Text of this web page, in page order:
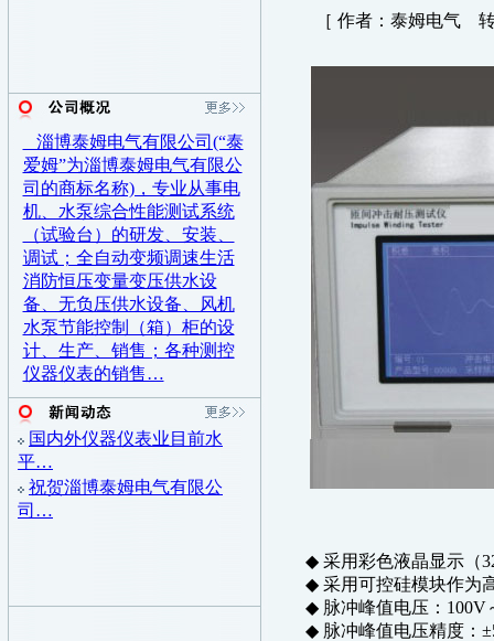
淄博泰姆电气有限公司(“泰
爱姆”为淄博泰姆电气有限公
司的商标名称)，专业从事电
机、水泵综合性能测试系统
（试验台）的研发、安装、
调试；全自动变频调速生活
消防恒压变量变压供水设
备、无负压供水设备、风机
水泵节能控制（箱）柜的设
计、生产、销售；各种测控
仪器仪表的销售…
国内外仪器仪表业目前水
平…
祝贺淄博泰姆电气有限公
司…
［ 作者：泰姆电气
◆ 采用彩色液晶显示（
◆ 采用可控硅模块作为
◆ 脉冲峰值电压： 100V
◆ 脉冲峰值电压精度：